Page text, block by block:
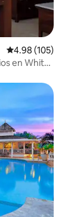
Calificación
4.98 (105)
en White